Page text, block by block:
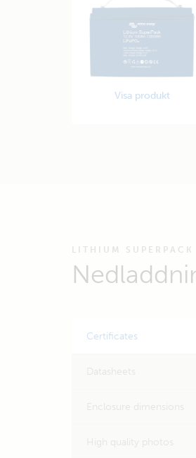
Visa produkt
LITHIUM
Certificates